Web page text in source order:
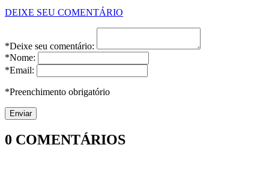
DEIXE SEU COMENTÁRIO
*Deixe seu comentário:
*Nome:
*Email:
*Preenchimento obrigatório
0 COMENTÁRIOS